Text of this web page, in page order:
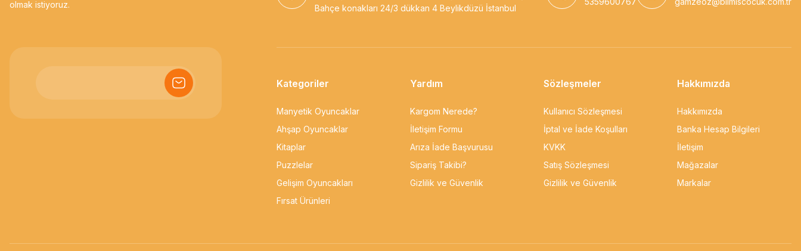
olmak istiyoruz.
Bahçe konakları 24/3 dükkan 4 Beylikdüzü İstanbul
Kategoriler
Manyetik Oyuncaklar
Ahşap Oyuncaklar
Kitaplar
Puzzlelar
Gelişim Oyuncakları
Fırsat Ürünleri
Yardım
Kargom Nerede?
İletişim Formu
Arıza İade Başvurusu
Sipariş Takibi?
Gizlilik ve Güvenlik
Sözleşmeler
Kullanıcı Sözleşmesi
İptal ve İade Koşulları
KVKK
Satış Sözleşmesi
Gizlilik ve Güvenlik
Hakkımızda
Hakkımızda
Banka Hesap Bilgileri
İletişim
Mağazalar
Markalar